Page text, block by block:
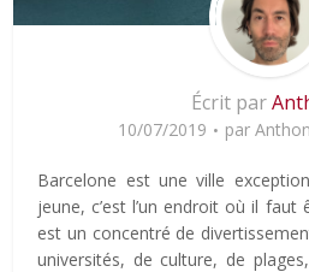
Écrit par
10/07/2019 par
Barcelone est une ville
jeune, c’est l’un endroit où il
est un concentré de
universités, de culture, de